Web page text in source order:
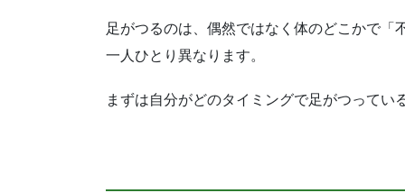
足がつるのは、偶然ではなく体のどこかで
一人ひとり異なります。
まずは自分がどのタイミングで足がつって